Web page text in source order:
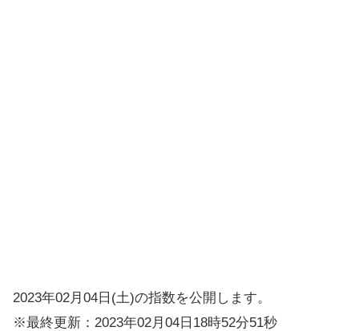
2023年02月04日(土)の指数を公開します。
※最終更新：2023年02月04日18時52分51秒